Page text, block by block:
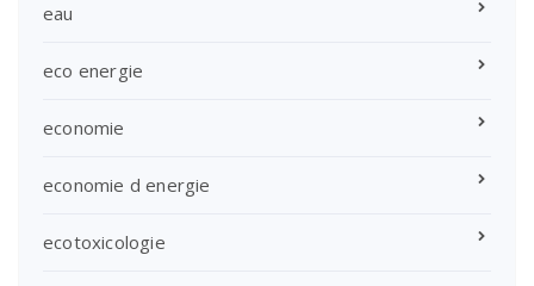
eau
eco energie
economie
economie d energie
ecotoxicologie